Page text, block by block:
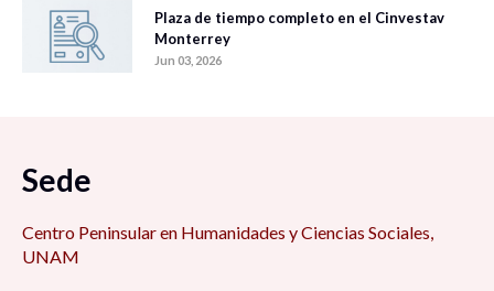
Plaza de tiempo completo en el Cinvestav
Monterrey
Jun 03, 2026
Sede
Centro Peninsular en Humanidades y Ciencias Sociales,
UNAM